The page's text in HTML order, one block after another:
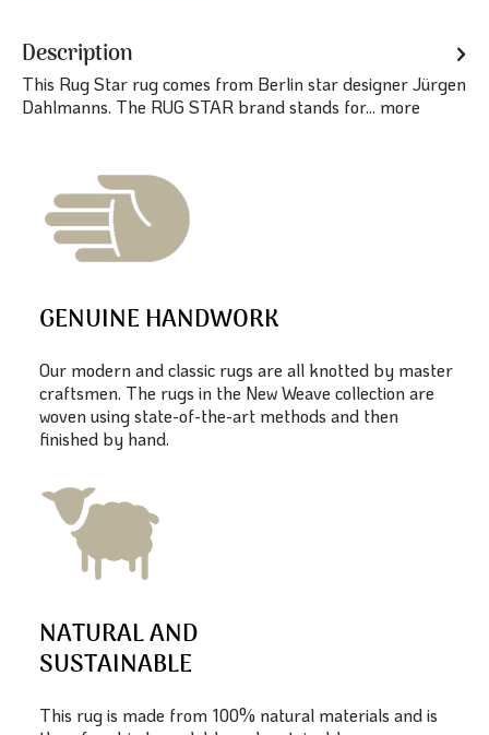
Description
This Rug Star rug comes from Berlin star designer Jürgen
Dahlmanns. The RUG STAR brand stands for... more
GENUINE HANDWORK
Our modern and classic rugs are all knotted by master
craftsmen. The rugs in the New Weave collection are
woven using state-of-the-art methods and then
finished by hand.
NATURAL AND
SUSTAINABLE
This rug is made from 100% natural materials and is